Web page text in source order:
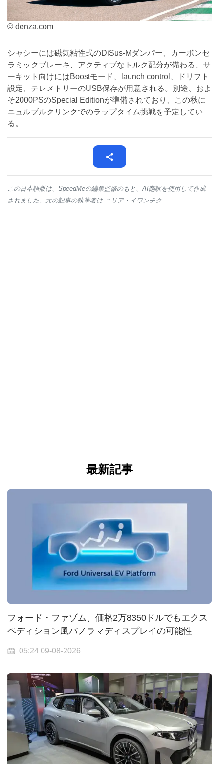
© denza.com
シャシーには磁気粘性式のDiSus-Mダンパー、カーボンセ
ラミックブレーキ、アクティブなトルク配分が備わる。サ
ーキット向けにはBoostモード、launch control、ドリフト
設定、テレメトリーのUSB保存が用意される。別途、およ
そ2000PSのSpecial Editionが準備されており、この秋に
ニュルブルクリンクでのラップタイム挑戦を予定してい
る。
この日本語版は、SpeedMeの編集監修のもと、AI翻訳を使用して作成
されました。元の記事の執筆者は ユリア・イワンチク
最新記事
フォード・ファゾム、価格2万8350ドルでもエクス
ペディション風パノラマディスプレイの可能性
05:24 09-08-2026